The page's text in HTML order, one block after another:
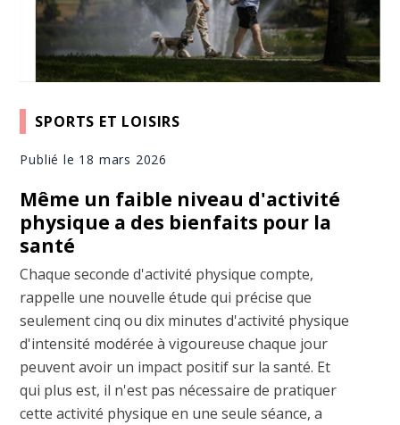
SPORTS ET LOISIRS
Publié le 18 mars 2026
Même un faible niveau d'activité
physique a des bienfaits pour la
santé
Chaque seconde d'activité physique compte,
rappelle une nouvelle étude qui précise que
seulement cinq ou dix minutes d'activité physique
d'intensité modérée à vigoureuse chaque jour
peuvent avoir un impact positif sur la santé. Et
qui plus est, il n'est pas nécessaire de pratiquer
cette activité physique en une seule séance, a